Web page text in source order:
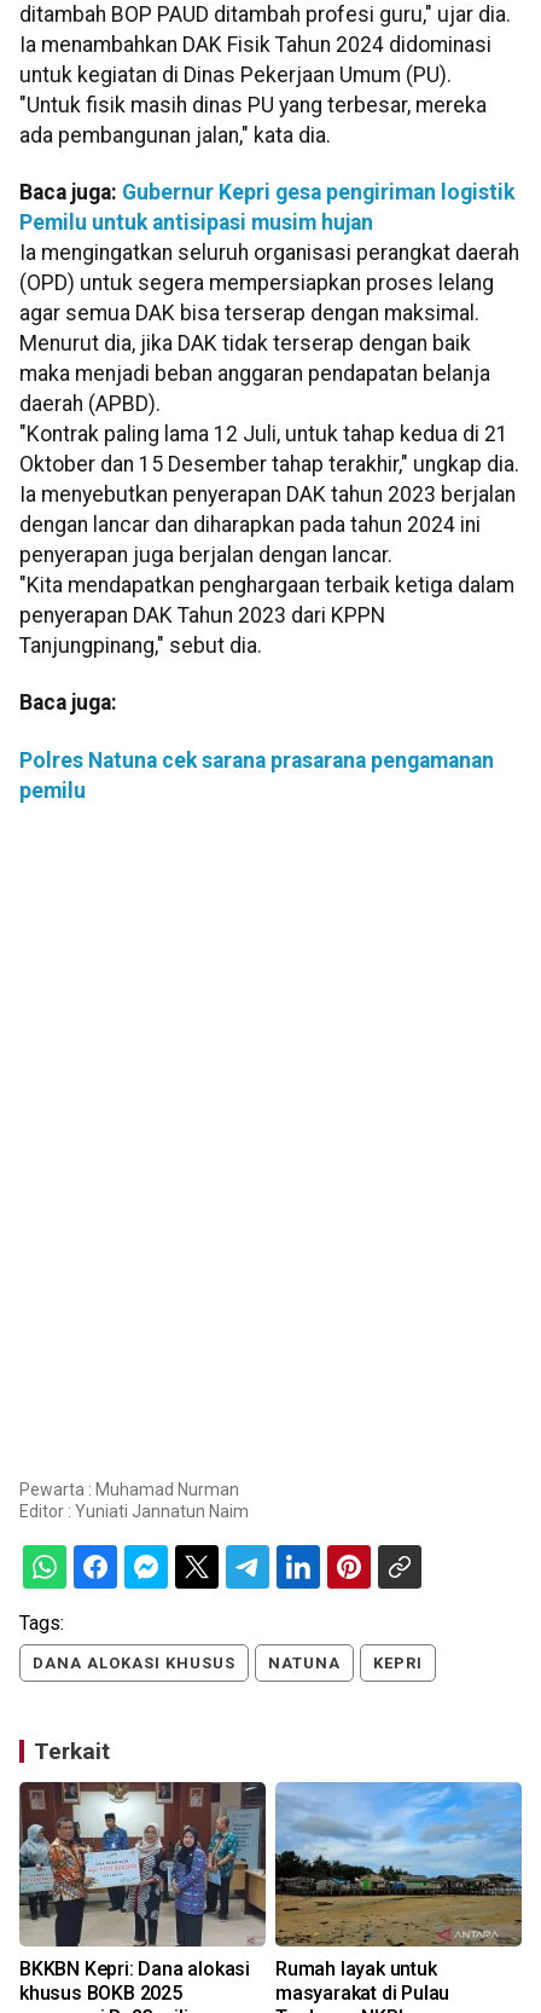
ditambah BOP PAUD ditambah profesi guru," ujar dia.
Ia menambahkan DAK Fisik Tahun 2024 didominasi
untuk kegiatan di Dinas Pekerjaan Umum (PU).
"Untuk fisik masih dinas PU yang terbesar, mereka
ada pembangunan jalan," kata dia.
Baca juga: Gubernur Kepri gesa pengiriman logistik
Pemilu untuk antisipasi musim hujan
Ia mengingatkan seluruh organisasi perangkat daerah
(OPD) untuk segera mempersiapkan proses lelang
agar semua DAK bisa terserap dengan maksimal.
Menurut dia, jika DAK tidak terserap dengan baik
maka menjadi beban anggaran pendapatan belanja
daerah (APBD).
"Kontrak paling lama 12 Juli, untuk tahap kedua di 21
Oktober dan 15 Desember tahap terakhir," ungkap dia.
Ia menyebutkan penyerapan DAK tahun 2023 berjalan
dengan lancar dan diharapkan pada tahun 2024 ini
penyerapan juga berjalan dengan lancar.
"Kita mendapatkan penghargaan terbaik ketiga dalam
penyerapan DAK Tahun 2023 dari KPPN
Tanjungpinang," sebut dia.
Baca juga:
Polres Natuna cek sarana prasarana pengamanan
pemilu
Pewarta : Muhamad Nurman
Editor : Yuniati Jannatun Naim
Tags:
DANA ALOKASI KHUSUS NATUNA KEPRI
Terkait
BKKBN Kepri: Dana alokasi
khusus BOKB 2025
Rumah layak untuk
masyarakat di Pulau